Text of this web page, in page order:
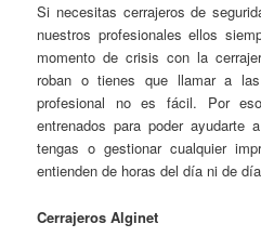
Si necesitas cerrajeros de
nuestros profesionales ellos
momento de crisis con la
roban o tienes que llamar a
profesional no es fácil. Por
entrenados para poder ayudarte
tengas o gestionar cualquier
entienden de horas del día ni de
Cerrajeros Alginet